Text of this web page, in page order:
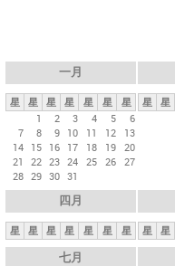
一月
星 星 星 星 星 星
星
1
2 3 4 5
6
7
8 9 10 11 12
13
14 15 16 17 18 19 20
21
22 23 24 25 26 27
28 29 30 31
星 星
四月
星 星 星 星 星 星 星 星 星
七月